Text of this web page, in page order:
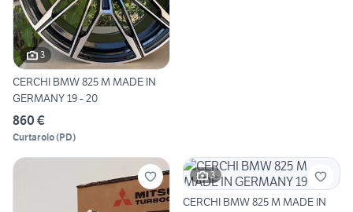
3
CERCHI BMW 825 M MADE IN
GERMANY 19 - 20
860 €
Curtarolo(PD)
3
CERCHI BMW 825 M MADE IN